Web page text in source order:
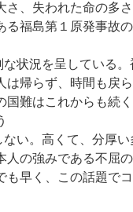
さ、失われた命の多
る福島第１原発事故
状況を呈している
は帰らず、時間も戻
国難はこれからも続
い。高くて、分厚い
人の強みである不屈
早く、この話題で